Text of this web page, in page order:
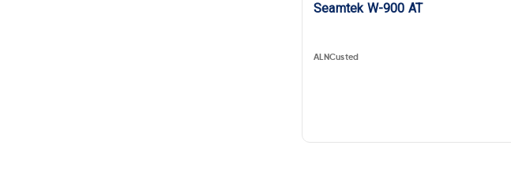
Seamtek W-900 AT
ALNCusted